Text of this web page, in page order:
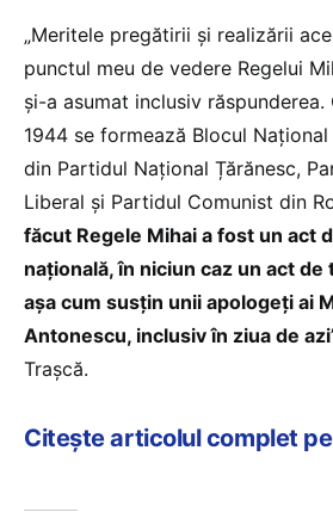
„Meritele pregătirii și realizării
punctul meu de vedere Regelui
și-a asumat inclusiv
1944 se formează Blocul
din Partidul Național Țărănesc,
Liberal și Partidul Comunist din
făcut Regele Mihai a fost un act
națională, în niciun caz un act
așa cum susțin unii apologeți ai
Antonescu, inclusiv în ziua de azi
Trașcă.
Citește articolul complet